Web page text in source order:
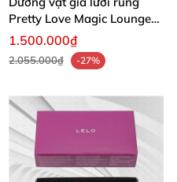
Pretty Love Magic Lounge
sạc điện mạnh
1.500.000₫
2.055.000₫ -27%